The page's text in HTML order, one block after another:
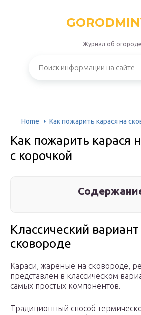
Журнал об огороде
Home Как пожарить карася на
Как пожарить карася
с корочкой
Классический вариант
сковороде
Караси, жареные на сковороде,
представлен в классическом
самых простых компонентов.
Традиционный способ